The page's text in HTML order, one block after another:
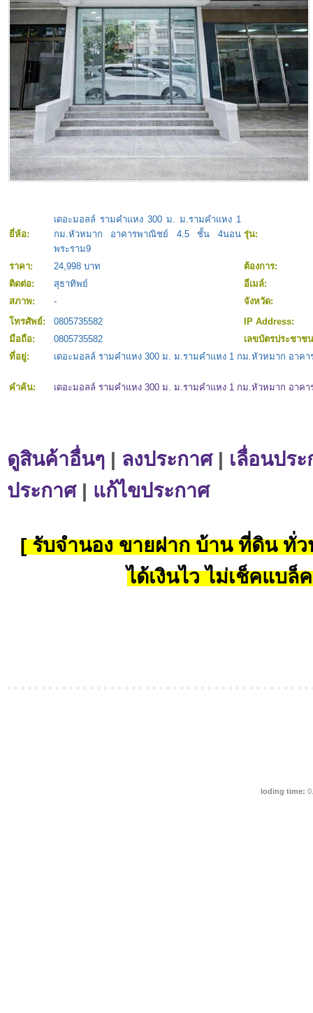
ยี่ห้อ:
เดอะมอลล์ รามคำแหง 300 ม. ม.รามคำแหง 1
กม.หัวหมาก อาคารพาณิชย์ 4.5 ชั้น 4นอน
พระราม9
รุ่น:
ราคา: 24,998 บาท
ต้องการ:
ติดต่อ:
สุธาทิพย์
อีเมล์:
สภาพ:
-
จังหวัด:
โทรศัพย์:
0805735582
IP Address:
มือถือ:
0805735582
เลขบัตรประชาช
ที่อยู่:
เดอะมอลล์ รามคำแหง 300 ม. ม.รามคำแหง 1 กม.หัวหมาก อาค
คำค้น: เดอะมอลล์ รามคำแหง 300 ม. ม.รามคำแหง 1 กม.หัวหมาก อาค
ดูสินค้าอื่นๆ | ลงประกาศ| เลื่อนปร
ประกาศ| แก้ไขประกาศ
[ รับจำนอง ขายฝาก บ้าน ที่ดิน ทั่ว
ได้เงินไว ไม่เช็คแบล็
loding time: